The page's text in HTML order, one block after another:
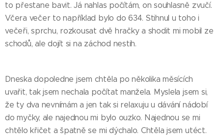
to přestane bavit. Já nahlas počítám, on souhlasně zvučí.
Včera večer to například bylo do 634. Stihnul u toho i
večeři, sprchu, rozkousat dvě hračky a shodit mi mobil ze
schodů, ale dojít si na záchod nestih.
Dneska dopoledne jsem chtěla po několika měsících
uvařit, tak jsem nechala počítat manžela. Myslela jsem si,
že ty dva nevnímám a jen tak si relaxuju u dávání nádobí
do myčky, ale najednou mi bylo ouzko. Najednou se mi
chtělo křičet a špatně se mi dýchalo. Chtěla jsem utéct.